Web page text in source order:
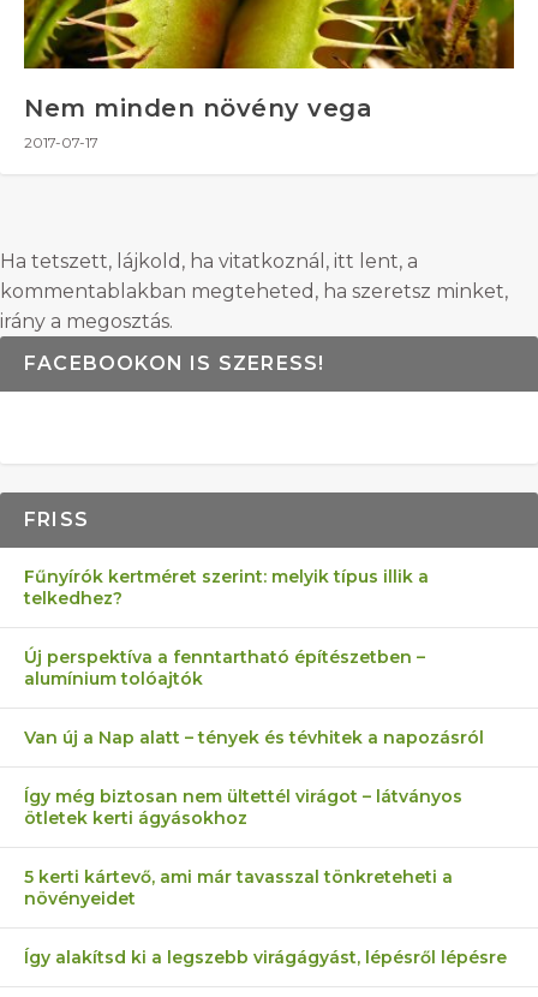
Nem minden növény vega
2017-07-17
Ha tetszett, lájkold, ha vitatkoznál, itt lent, a
kommentablakban megteheted, ha szeretsz minket,
irány a megosztás.
FACEBOOKON IS SZERESS!
FRISS
Fűnyírók kertméret szerint: melyik típus illik a
telkedhez?
Új perspektíva a fenntartható építészetben –
alumínium tolóajtók
Van új a Nap alatt – tények és tévhitek a napozásról
Így még biztosan nem ültettél virágot – látványos
ötletek kerti ágyásokhoz
5 kerti kártevő, ami már tavasszal tönkreteheti a
növényeidet
Így alakítsd ki a legszebb virágágyást, lépésről lépésre